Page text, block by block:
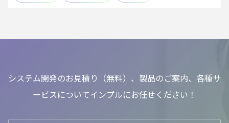
システム開発のお見積り（無料）、製品のご案内、各種サ
ービスについてインプルにお任せください！